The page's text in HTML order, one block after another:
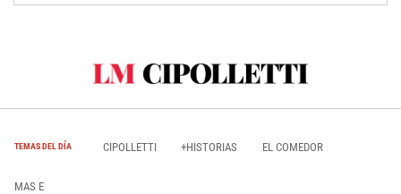
TEMAS DEL DÍA CIPOLLETTI +HISTORIAS EL COMEDOR
MAS E